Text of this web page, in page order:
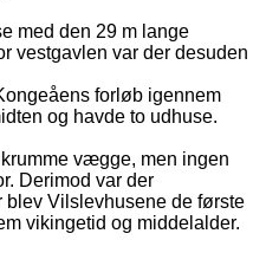
med den 29 m lange
vestgavlen var der desuden
forløb igennem
og havde to udhuse.
vægge, men ingen
Derimod var der
blev Vilslevhusene de første
vikingetid og middelalder.